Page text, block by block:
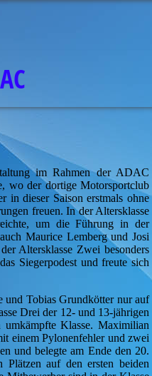
im Rahmen der ADAC
wo der dortige Motorsportclub
in dieser Saison erstmals ohne
freuen. In der Altersklasse
um die Führung in der
Maurice Lemberg und Josi
Altersklasse Zwei besonders
Siegerpodest und freute sich
und Tobias Grundkötter nur auf
Drei der 12- und 13-jährigen
Klasse. Maximilian
einem Pylonenfehler und zwei
und belegte am Ende den 20.
auf den ersten beiden